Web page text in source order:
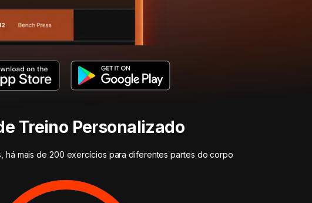
Treino Personalizado
há mais de 200 exercícios para diferentes partes do corpo